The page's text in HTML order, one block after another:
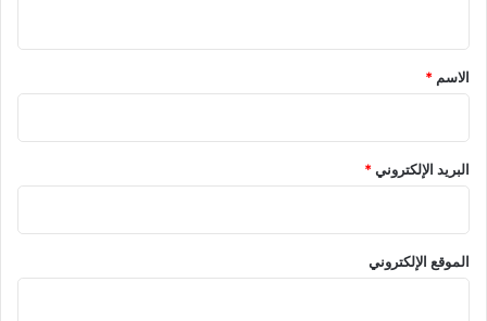
*
الاسم *
البريد الإلكتروني*
الموقع الإلكتروني